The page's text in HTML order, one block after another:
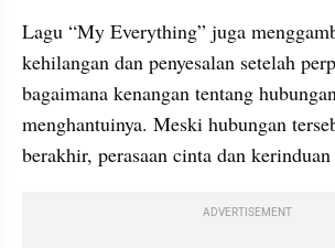
Lagu “My Everything” juga
kehilangan dan penyesalan setelah
bagaimana kenangan tentang
menghantuinya. Meski hubungan
berakhir, perasaan cinta dan
ADVERTISEMENT